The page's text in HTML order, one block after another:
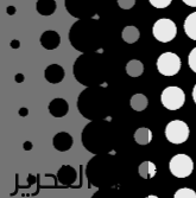
التحرير